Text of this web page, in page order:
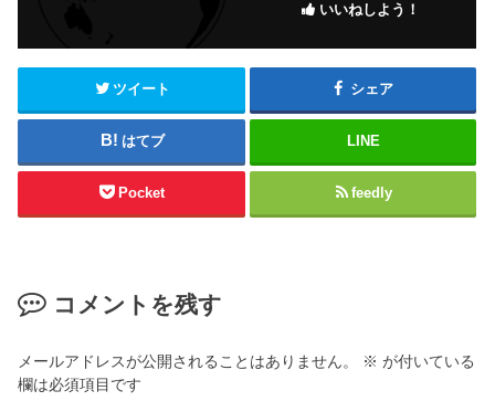
いいねしよう！
ツイート シェア
はてブ LINE
Pocket feedly
コメントを残す
メールアドレスが公開されることはありません。 ※ が付いている
欄は必須項目です